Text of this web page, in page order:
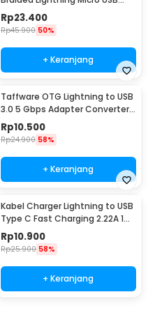
Type C 5V 6A 1.2M - OP142
Rp23.400
Rp45.900 50%
+ Keranjang
Taffware OTG Lightning to USB
3.0 5 Gbps Adapter Converter
- NO14
Rp10.500
Rp24.900 58%
+ Keranjang
Kabel Charger Lightning to USB
Type C Fast Charging 2.22A 1M
- V12
Rp10.900
Rp25.900 58%
+ Keranjang